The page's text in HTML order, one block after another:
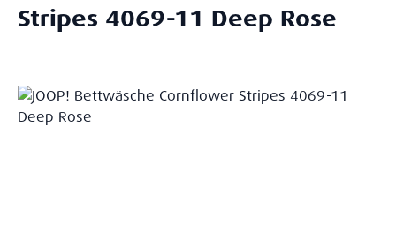
Stripes 4069-11 Deep Rose
Bildergalerie überspringen